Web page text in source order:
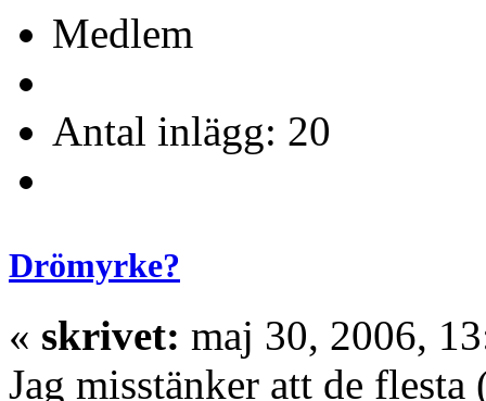
Medlem
Antal inlägg: 20
Drömyrke?
« skrivet: maj 30, 2006,
Jag misstänker att de